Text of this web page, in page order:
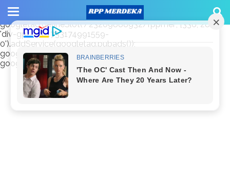
window.googletag = window.googletag || {cmd: []};
googletag.cmd.push(function() {
googletag.defineSlot('/23209888932/rppmer', [336, 280],
'div-gpt-ad-1733174991559-
0').addService(googletag.pubads());
googletag.pubads().enableSingleRequest();
googletag.enableServices(); });